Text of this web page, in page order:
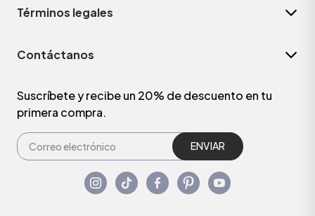
Términos legales
Contáctanos
Suscríbete y recibe un 20% de descuento en tu
primera compra.
ENVIAR